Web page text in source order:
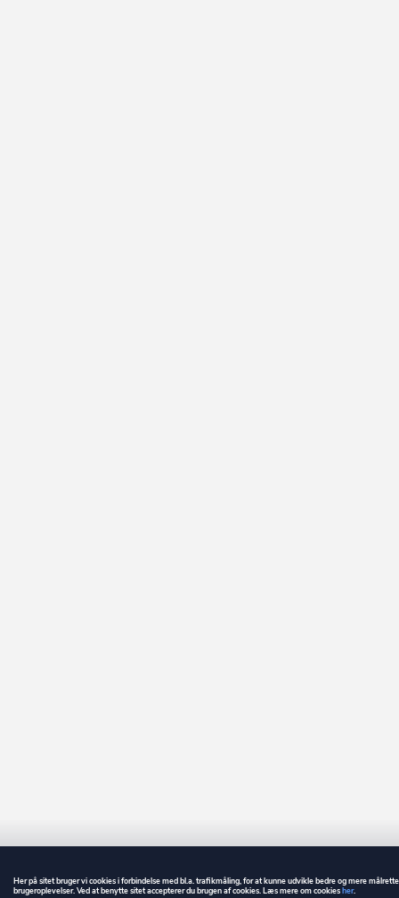
Her på sitet bruger vi cookies i forbindelse med bl.a. trafikmåling, for at kunne udvikle bedre og mere
brugeroplevelser. Ved at benytte sitet accepterer du brugen af cookies. Læs mere om cookiesher.